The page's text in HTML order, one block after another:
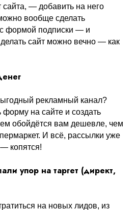
сайта, — добавить на него
вообще сделать
с формой подписки — и
сайт можно вечно — как
рекламный канал?
на сайте и создать
обойдётся вам дешевле, чем
И всё, рассылки уже
копятся!
упор на таргет (директ,
на новых лидов, из